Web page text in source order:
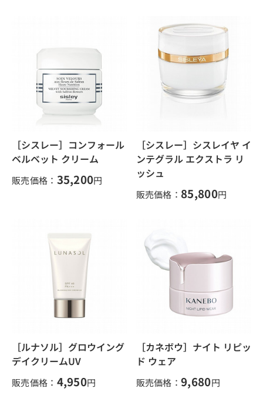
［シスレー］コンフォール
ベルベット クリーム
販売価格： 35,200円
［シスレー］シスレイヤ イ
ンテグラル エクストラ リ
ッシュ
販売価格： 85,800円
［ルナソル］グロウイング
デイクリームUV
販売価格： 4,950円
［カネボウ］ナイト リピッ
ド ウェア
販売価格： 9,680円